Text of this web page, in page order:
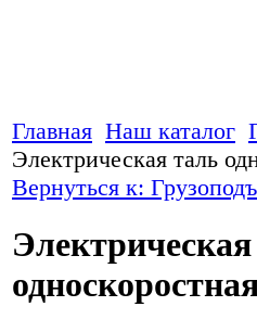
Главная Наш каталог
Электрическая таль
Вернуться к: